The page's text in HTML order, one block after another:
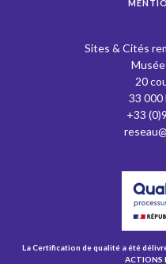
Sites & Cités
20
33 000
+33
La Certification de qualité a été
ACTIONS